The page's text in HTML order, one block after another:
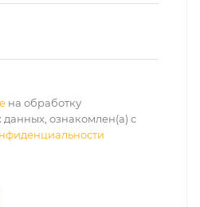
на обработку
ознакомлен(а) с